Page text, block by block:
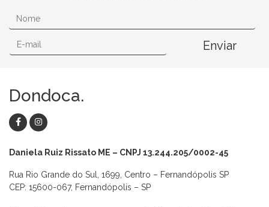
Enviar
Dondoca.
Daniela Ruiz Rissato ME – CNPJ 13.244.205/0002-45
Rua Rio Grande do Sul, 1699, Centro – Fernandópolis SP
CEP: 15600-067, Fernandópolis – SP